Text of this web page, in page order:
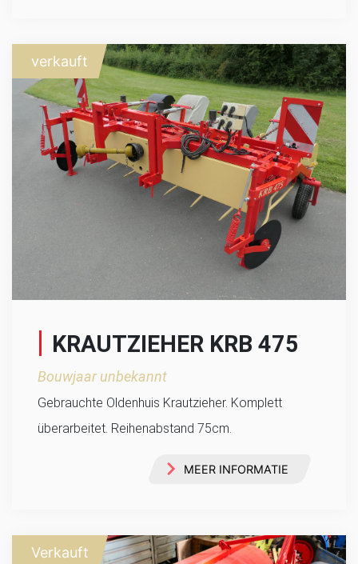
verkauft
KRAUTZIEHER KRB 475
Bouwjaar unbekannt
Gebrauchte Oldenhuis Krautzieher. Komplett
überarbeitet. Reihenabstand 75cm.
MEER INFORMATIE
Verkauft